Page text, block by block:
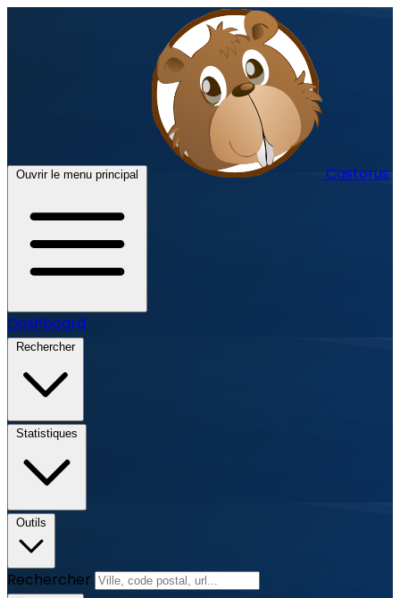
Ouvrir le menu principal Castorus
Dashboard
Rechercher
Statistiques
Outils
Rechercher